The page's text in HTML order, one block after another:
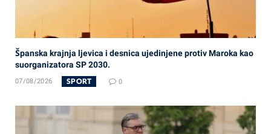
Španska krajnja ljevica i desnica ujedinjene protiv Maroka kao
suorganizatora SP 2030.
07/08/2026 SPORT 0